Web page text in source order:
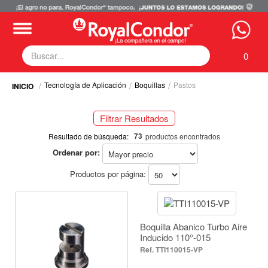
0
Fumigadoras
Respuestos y Accesorios
Tecnología de Aplicación
Zona Pecuaria
Tecnología de Aplicación Boquillas Pastos
Selecciona tus filtros
Fungicidas / Sistémico (73)
Insecticidas / Contacto (73)
Insecticidas / Sistémico (73)
Herbicidas / Post Emergentes de Contacto (73)
TECNOLOGÍA DE APLICACIÓN
Boquillas (73)
Producto a Aplicar / Modo de Acción
Fungicidas / Sistémico (73)
Insecticidas / Contacto (73)
Insecticidas / Sistémico (73)
Filtrar Resultados
Resultado de búsqueda: 73 productos encontrados
Ordenar por:
Productos por página:
Boquilla Abanico Turbo Aire
Inducido 110°-015
TTI110015-VP